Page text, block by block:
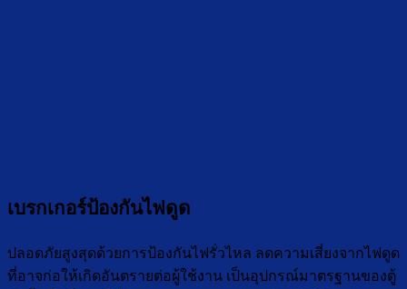
เบรกเกอร์ป้องกันไฟดูด
ปลอดภัยสูงสุดด้วยการป้องกันไฟรั่วไหล ลดความเสี่ยงจากไฟดูด
ที่อาจก่อให้เกิดอันตรายต่อผู้ใช้งาน เป็นอุปกรณ์มาตรฐานของตู้